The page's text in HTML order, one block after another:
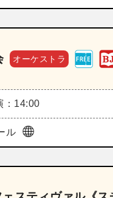
オーケストラ
：14:00
ル